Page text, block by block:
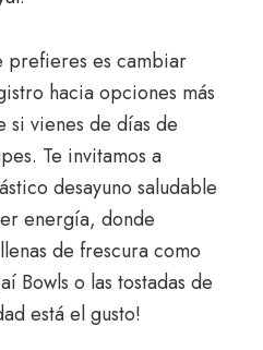
prefieres es cambiar
hacia opciones más
si vienes de días de
Te invitamos a
desayuno saludable
energía, donde
de frescura como
Bowls o las tostadas de
está el gusto!